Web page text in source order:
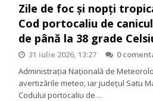
Zile de foc și nopți
Cod portocaliu de
de până la 38 grade
31 iulie 2026, 13:27
0
Administrația Națională de
avertizările meteo, iar județul Satu
Codului portocaliu de…